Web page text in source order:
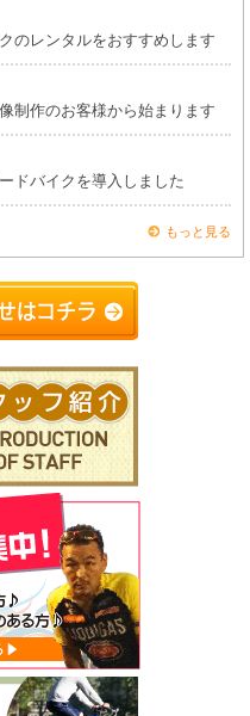
のレンタルをおすすめします
制作のお客様から始まります
ドバイクを導入しました
もっと見る